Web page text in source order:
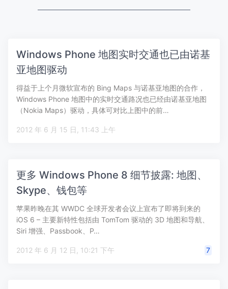
Windows Phone 地图实时交通也已由诺基
亚地图驱动
得益于上个月微软宣布的 Bing Maps 与诺基亚地图的合作，
Windows Phone 地图中的实时交通路况也已经由诺基亚地图
（Nokia Maps）驱动，具体可对比上图中的前…
2012 年 6 月 15 日, 11:43 上午
更多 Windows Phone 8 细节披露: 地图、
Skype、钱包等
苹果昨晚在其 WWDC 全球开发者会议上宣布了即将到来的
iOS 6 – 主要新特性包括由 TomTom 驱动的 3D 地图和导航、
Siri 增强、Passbook、P…
2012 年 6 月 12 日, 10:21 下午 7